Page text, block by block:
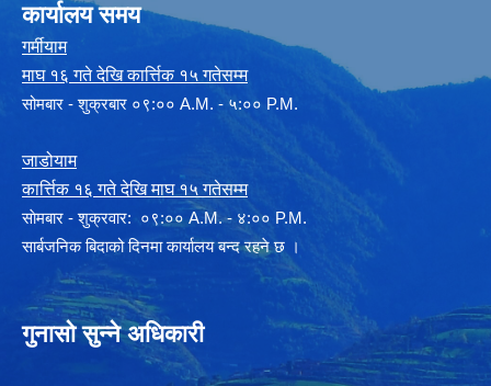
कार्यालय समय
गर्मीयाम
माघ १६ गते देखि कार्त्तिक १५ गतेसम्म
सोमबार - शुक्रबार ०९:०० A.M. - ५:०० P.M.
जाडोयाम
कार्त्तिक १६ गते देखि माघ १५ गतेसम्म
साेमबार - शुक्रवार: ०९:०० A.M. - ४:०० P.M.
सार्बजनिक बिदाको दिनमा कार्यालय बन्द रहने छ ।
गुनासो सुन्ने अधिकारी